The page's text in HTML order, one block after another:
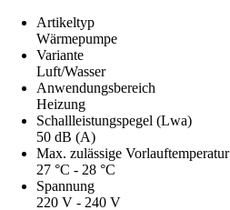
Artikeltyp
Wärmepumpe
Variante
Luft/Wasser
Anwendungsbereich
Heizung
Schallleistungspegel (Lwa)
50 dB (A)
Max. zulässige Vorlauftemperatur
27 °C - 28 °C
Spannung
220 V - 240 V